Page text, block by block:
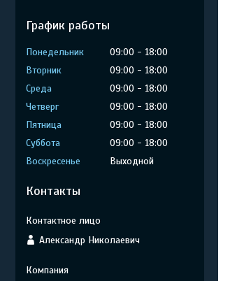
График работы
Понедельник 09:00
18:00
Вторник
09:00
18:00
Среда
09:00
18:00
Четверг
09:00
18:00
Пятница
09:00
18:00
Суббота
09:00
18:00
Воскресенье
Выходной
Контакты
Александр Николаевич